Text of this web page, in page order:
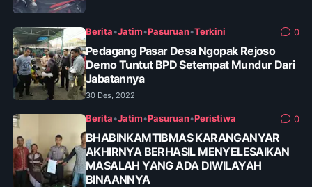
Berita•Jatim•Pasuruan•Terkini 0
Pedagang Pasar Desa Ngopak Rejoso
Demo Tuntut BPD Setempat Mundur Dari
Jabatannya
30 Des, 2022
Berita•Jatim•Pasuruan•Peristiwa 0
BHABINKAMTIBMAS KARANGANYAR
AKHIRNYA BERHASIL MENYELESAIKAN
MASALAH YANG ADA DIWILAYAH
BINAANNYA